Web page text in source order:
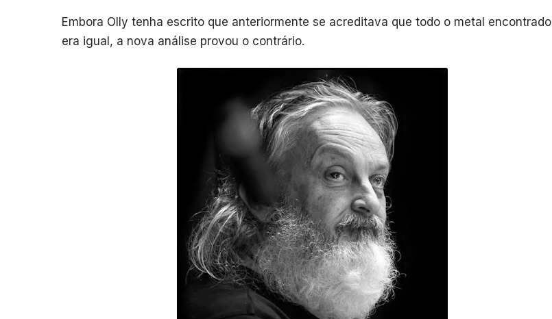
Embora Olly tenha escrito que anteriormente se acreditava que todo o metal encontrado
era igual, a nova análise provou o contrário.